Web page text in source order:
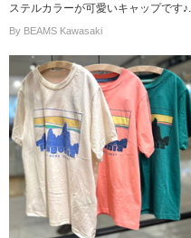
ステルカラーが可愛いキャップです♪...
By BEAMS Kawasaki